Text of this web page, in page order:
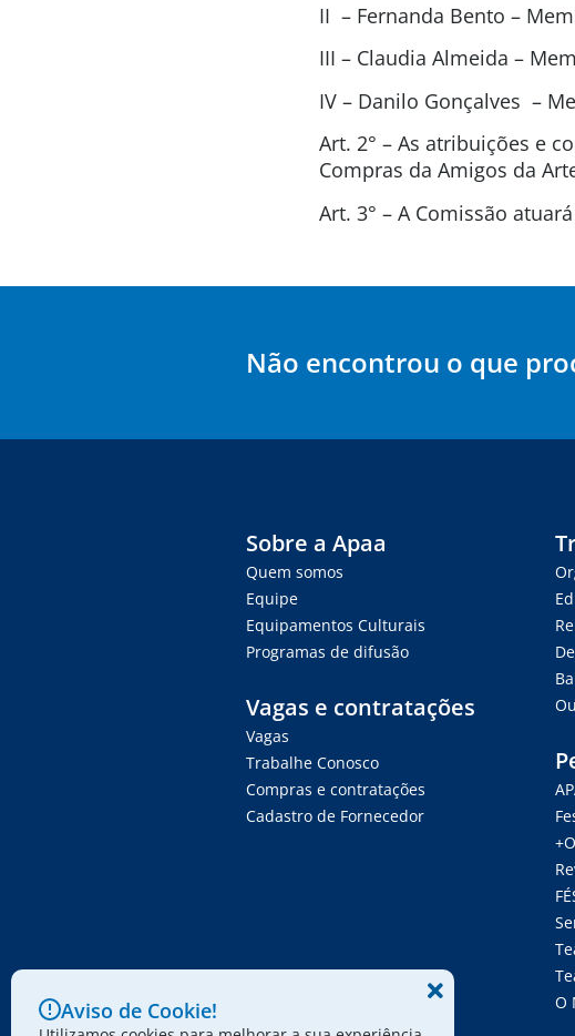
II – Fernanda Bento –
III – Claudia Almeida –
IV – Danilo Gonçalves –
Art. 2° – As atribuições e
Compras da Amigos da
Art. 3° – A Comissão
Não encontrou o que
Sobre a Apaa
Quem somos
Equipe
Equipamentos Culturais
Programas de difusão
Vagas e contratações
Vagas
Trabalhe Conosco
Compras e contratações
Cadastro de Fornecedor
O
Aviso de Cookie!